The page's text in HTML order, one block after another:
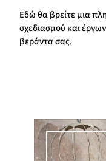
Εδώ θα βρείτε μια
σχεδιασμού και
βεράντα σας.